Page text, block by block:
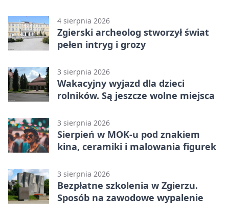
4 sierpnia 2026
Zgierski archeolog stworzył świat
pełen intryg i grozy
3 sierpnia 2026
Wakacyjny wyjazd dla dzieci
rolników. Są jeszcze wolne miejsca
3 sierpnia 2026
Sierpień w MOK-u pod znakiem
kina, ceramiki i malowania figurek
3 sierpnia 2026
Bezpłatne szkolenia w Zgierzu.
Sposób na zawodowe wypalenie